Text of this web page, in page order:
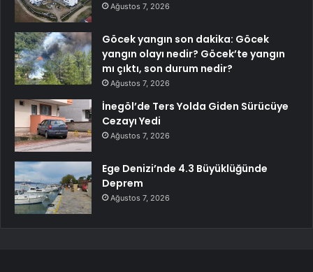
Ağustos 7, 2026
Göcek yangın son dakika: Göcek
yangın olayı nedir? Göcek’te yangın
mı çıktı, son durum nedir?
Ağustos 7, 2026
İnegöl’de Ters Yolda Giden Sürücüye
Cezayı Yedi
Ağustos 7, 2026
Ege Denizi’nde 4.3 Büyüklüğünde
Deprem
Ağustos 7, 2026